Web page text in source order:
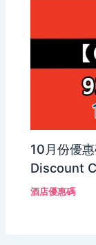
10月份優
Discount
酒店優惠碼